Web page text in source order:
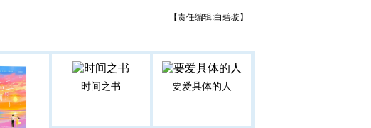
【责任编辑:白碧璇】
时间之书 要爱具体的人